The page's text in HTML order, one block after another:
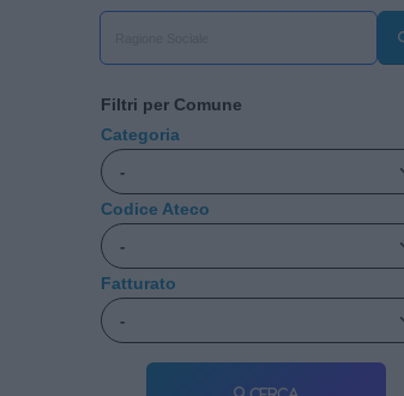
Filtri per Comune
Categoria
Codice Ateco
Fatturato
Cerca